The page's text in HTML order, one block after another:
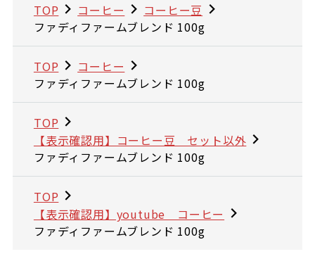
TOP コーヒー
コーヒー豆
ファディファームブレンド 100g
TOP
コーヒー
ファディファームブレンド 100g
TOP
【表示確認用】コーヒー豆 セット以外
ファディファームブレンド 100g
TOP
【表示確認用】youtube コーヒー
ファディファームブレンド 100g